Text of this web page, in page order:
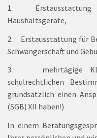
1. Erstausstattung
Haushaltsgeräte,
2. Erstausstattung für
Schwangerschaft und
3. mehrtägige
schulrechtlichen
grundsätzlich einen
(SGB) XII haben!)
In einem